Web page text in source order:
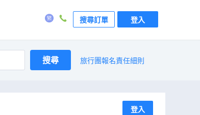
搜尋訂單 登入
搜尋 旅行團報名責任細則
登入